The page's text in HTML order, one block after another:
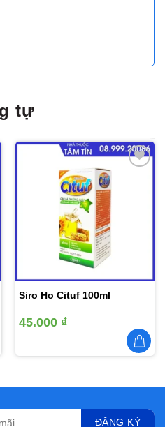
tự
Siro Ho Cituf 100ml
45.000 ₫